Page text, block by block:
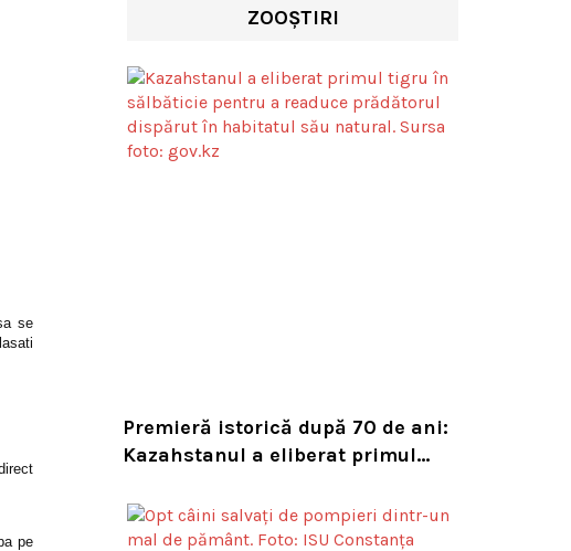
se
pe
ZOOȘTIRI
Premieră istorică după 70 de ani:
Kazahstanul a eliberat primul
readuce prădătorul dispărut în
habitatul său natural